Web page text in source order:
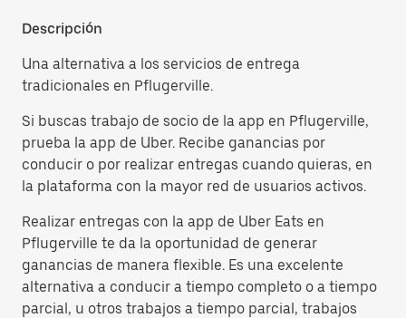
Descripción
Una alternativa a los servicios de entrega
tradicionales en Pflugerville.
Si buscas trabajo de socio de la app en Pflugerville,
prueba la app de Uber. Recibe ganancias por
conducir o por realizar entregas cuando quieras, en
la plataforma con la mayor red de usuarios activos.
Realizar entregas con la app de Uber Eats en
Pflugerville te da la oportunidad de generar
ganancias de manera flexible. Es una excelente
alternativa a conducir a tiempo completo o a tiempo
parcial, u otros trabajos a tiempo parcial, trabajos